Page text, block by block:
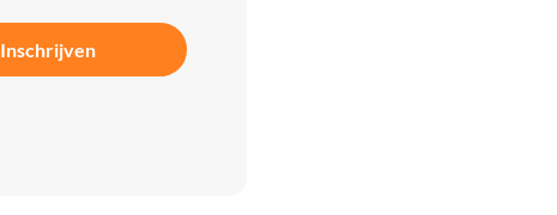
Inschrijven